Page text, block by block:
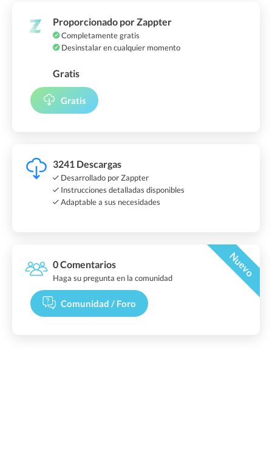
Proporcionado por Zappter
Completamente gratis
Desinstalar en cualquier momento
Gratis
Gratis
3241 Descargas
Desarrollado por Zappter
Instrucciones detalladas disponibles
Adaptable a sus necesidades
0 Comentarios Nuevo
Haga su pregunta en la comunidad
Comunidad / Foro